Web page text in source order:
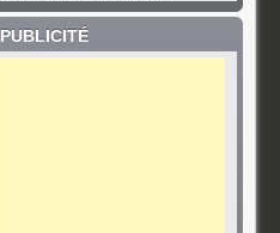
PUBLICITÉ